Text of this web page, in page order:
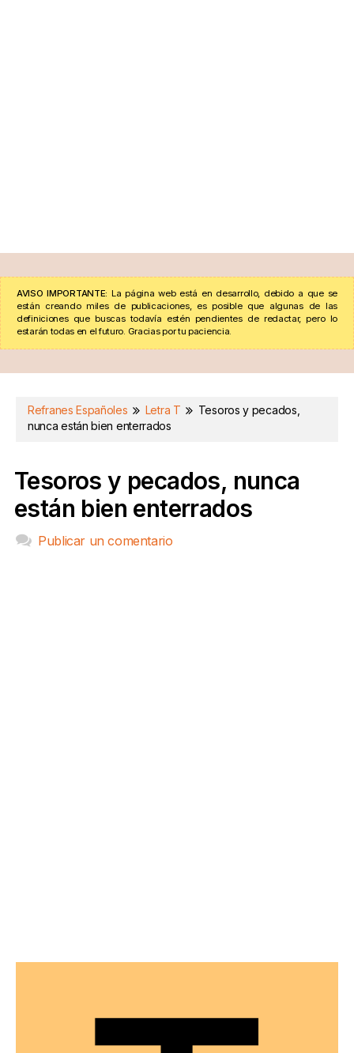
AVISO IMPORTANTE: La página web está en desarrollo, debido a que se
están creando miles de publicaciones, es posible que algunas de las
definiciones que buscas todavía estén pendientes de redactar, pero lo
estarán todas en el futuro. Gracias por tu paciencia.
Refranes Españoles Letra T
Tesoros y pecados,
nunca están bien enterrados
Tesoros y pecados, nunca
están bien enterrados
Publicar un comentario